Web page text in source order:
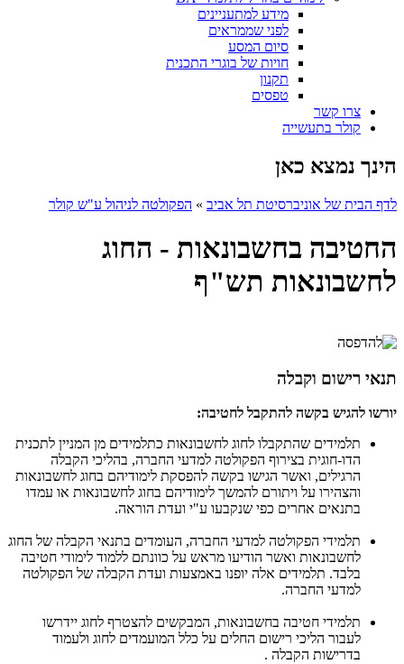
מידע למתעניינים
לפני שממראים
סיום המסע
חויות של בוגרי התכנית
תקנון
טפסים
צרו קשר
קולר בתעשייה
הינך נמצא כאן
לדף הבית של אוניברסיטת תל אביב » הפקולטה לניהול ע"ש קולר
החטיבה בחשבונאות - החוג
לחשבונאות תש"ף
תנאי רישום וקבלה
יורשו להגיש בקשה להתקבל לחטיבה:
תלמידים שהתקבלו לחוג לחשבונאות כתלמידים מן המניין לתכנית
הדו-חוגית בצירוף הפקולטה למדעי החברה, בהליכי הקבלה
הרגילים, ואשר הגישו בקשה להפסקת לימודיהם בחוג לחשבונאות
והצהירו על ויתורם להמשך לימודיהם בחוג לחשבונאות או עמדו
בתנאים אחרים כפי שנקבעו ע"י ועדת הוראה.
תלמידי הפקולטה למדעי החברה, העומדים בתנאי הקבלה של החוג
לחשבונאות ואשר הודיעו מראש על כוונתם ללמוד לימודי חטיבה
בלבד. תלמידים אלה יופנו באמצעות ועדת הקבלה של הפקולטה
למדעי החברה.
תלמידי חטיבה בחשבונאות, המבקשים להצטרף לחוג יידרשו
לעבור הליכי רישום החלים על כלל המועמדים לחוג ולעמוד
בדרישות הקבלה .